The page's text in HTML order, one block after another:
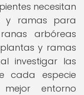
necesitan
y ramas para
arbóreas
y ramas
investigar las
cada especie
entorno